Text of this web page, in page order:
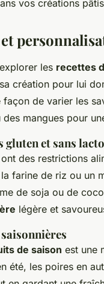
vos créations
les recettes
création pour lui
façon de varier les
mangues pour
gluten et sans
des restrictions
farine de riz ou un
de soja ou de
légère et
de saison est une
été, les poires en